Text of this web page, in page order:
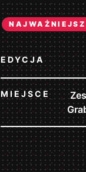
EDYCJA
MIEJSCE